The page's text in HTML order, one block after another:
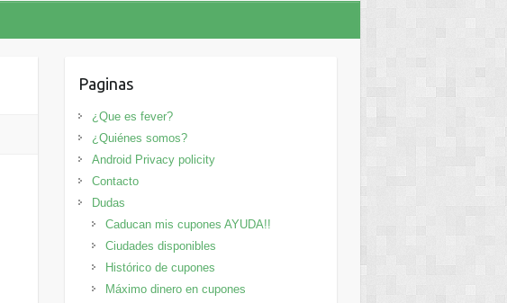
Paginas
¿Que es fever?
¿Quiénes somos?
Android Privacy policity
Contacto
Dudas
Caducan mis cupones AYUDA!!
Ciudades disponibles
Histórico de cupones
Máximo dinero en cupones